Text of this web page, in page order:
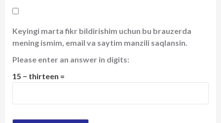
Keyingi marta fikr bildirishim uchun bu brauzerda
mening ismim, email va saytim manzili saqlansin.
Please enter an answer in digits:
15 − thirteen =